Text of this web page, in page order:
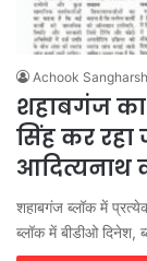
Achook Sangharsh
शहाबगंज का
सिंह कर रहा
आदित्यनाथ
शहाबगंज ब्लॉक में
ब्लॉक में बीडीओ दिनेश,